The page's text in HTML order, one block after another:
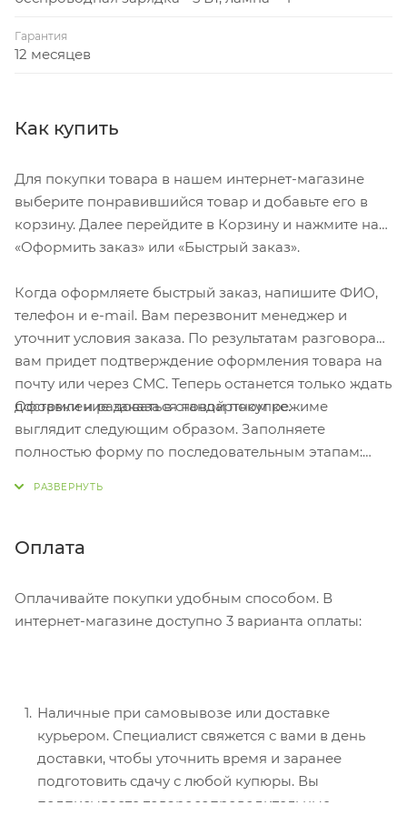
Гарантия
12 месяцев
Как купить
Для покупки товара в нашем интернет-магазине
выберите понравившийся товар и добавьте его в
корзину. Далее перейдите в Корзину и нажмите на
«Оформить заказ» или «Быстрый заказ».
Когда оформляете быстрый заказ, напишите ФИО,
телефон и e-mail. Вам перезвонит менеджер и
уточнит условия заказа. По результатам разговора
вам придет подтверждение оформления товара на
почту или через СМС. Теперь останется только ждать
доставки и радоваться новой покупке.
Оформление заказа в стандартном режиме
выглядит следующим образом. Заполняете
полностью форму по последовательным этапам:
Нажмите кнопку «Оформить заказ».
Оплата
Оплачивайте покупки удобным способом. В
интернет-магазине доступно 3 варианта оплаты:
Наличные при самовывозе или доставке
курьером. Специалист свяжется с вами в день
доставки, чтобы уточнить время и заранее
подготовить сдачу с любой купюры. Вы
подписываете товаросопроводительные